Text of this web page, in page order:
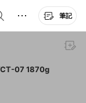
筆記
07 1870g